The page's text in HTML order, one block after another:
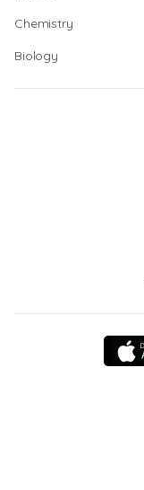
Chemistry
Biology